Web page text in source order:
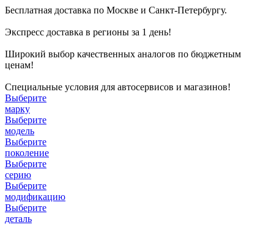
Бесплатная доставка по Москве и Санкт-Петербургу.
Экспресс доставка в регионы за 1 день!
Широкий выбор качественных аналогов по бюджетным
ценам!
Специальные условия для автосервисов и магазинов!
Выберите
марку
Выберите
модель
Выберите
поколение
Выберите
серию
Выберите
модификацию
Выберите
деталь